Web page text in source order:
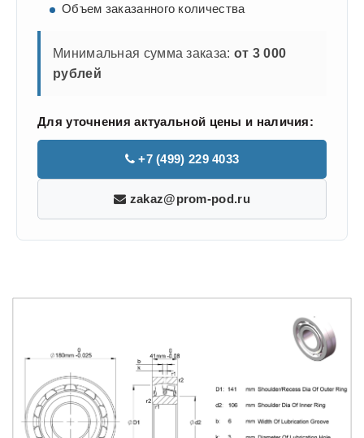
Объем заказанного количества
Минимальная сумма заказа: от 3 000
рублей
Для уточнения актуальной цены и наличия:
+7 (499) 229 4033
zakaz@prom-pod.ru